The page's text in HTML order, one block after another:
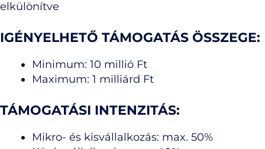
elkülönítve
IGÉNYELHETŐ TÁMOGATÁS ÖSSZEGE:
Minimum: 10 millió Ft
Maximum: 1 milliárd Ft
TÁMOGATÁSI INTENZITÁS:
Mikro- és kisvállalkozás: max. 50%